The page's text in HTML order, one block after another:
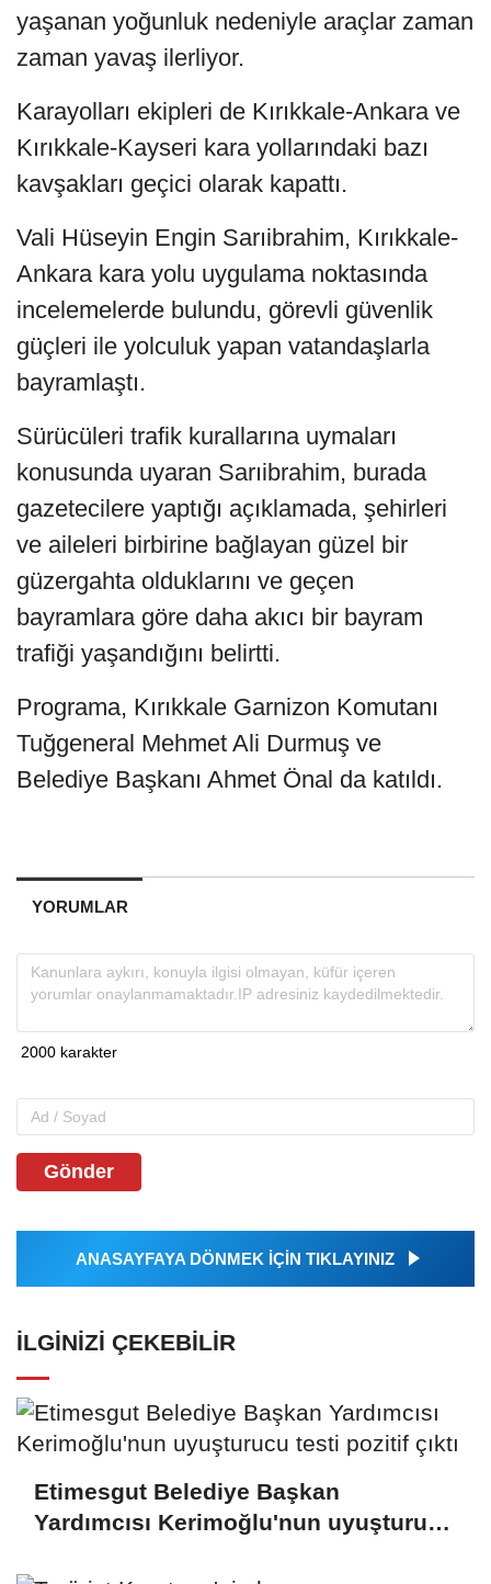
yaşanan yoğunluk nedeniyle araçlar zaman
zaman yavaş ilerliyor.
Karayolları ekipleri de Kırıkkale-Ankara ve
Kırıkkale-Kayseri kara yollarındaki bazı
kavşakları geçici olarak kapattı.
Vali Hüseyin Engin Sarıibrahim, Kırıkkale-
Ankara kara yolu uygulama noktasında
incelemelerde bulundu, görevli güvenlik
güçleri ile yolculuk yapan vatandaşlarla
bayramlaştı.
Sürücüleri trafik kurallarına uymaları
konusunda uyaran Sarıibrahim, burada
gazetecilere yaptığı açıklamada, şehirleri
ve aileleri birbirine bağlayan güzel bir
güzergahta olduklarını ve geçen
bayramlara göre daha akıcı bir bayram
trafiği yaşandığını belirtti.
Programa, Kırıkkale Garnizon Komutanı
Tuğgeneral Mehmet Ali Durmuş ve
Belediye Başkanı Ahmet Önal da katıldı.
YORUMLAR
Gönder
ANASAYFAYA DÖNMEK İÇİN TIKLAYINIZ
İLGINIZI ÇEKEBILIR
Etimesgut Belediye Başkan
Yardımcısı Kerimoğlu'nun uyuşturucu